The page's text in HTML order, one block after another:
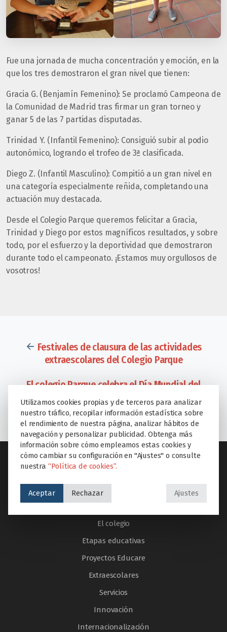
Fue una jornada de mucha concentración y emoción, en la
que los tres demostraron el gran nivel que tienen:
Gracia G. (Benjamín Femenino): Se proclamó Campeona de
la Comunidad de Madrid tras firmar un gran torneo y
ganar 5 de las 7 partidas disputadas.
Trinidad Y. (Infantil Femenino): Consiguió subir al podio
autonómico, logrando el trofeo de 3ª clasificada.
Diego Z. (Infantil Masculino): Compitió a un gran nivel en
una categoría especialmente reñida, completando una
actuación muy destacada.
Desde el Colegio Parque queremos felicitar a Gracia,
Trinidad y Diego por estos magníficos resultados, y sobre
todo, por el esfuerzo y la deportividad que demostraron
durante todo el campeonato. ¡Estamos muy orgullosos de
vosotros!
Festivales de clausura de las actividades
extraescolares del Colegio Parque
El colegio Parque celebra el Día Mundial del
Medioambiente con una jornada conjunta de
concienciación y compromiso
SECCIONES
El colegio
Etapas educativas
Proyectos Educare
Extraescolares
Servicios
Innovación
Internacionalización
Utilizamos cookies propias y de terceros para analizar
nuestro tráfico, recopilar información estadística sobre
el rendimiento de nuestra página, analizar hábitos de
navegación y personalizar publicidad. Obtenga más
información sobre cómo empleamos estas cookies y
cómo cambiar su configuración en "Ajustes" o consulte
nuestra “Política de cookies”.
Aceptar Rechazar Ajustes